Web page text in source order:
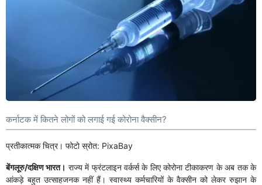
कर्नाटक में कितने लोगों को लगाई गई कोरोना वैक्सीन?
प्रतीकात्मक चित्र। फोटो स्रोत: PixaBay
बेंगलूरु/दक्षिण भारत। राज्य में फ्रंटलाइन वर्कर्स के लिए कोरोना टीकाकरण के अब तक के
आंकड़े बहुत उत्साहजनक नहीं हैं। स्वास्थ्य कर्मचारियों के वैक्सीन को लेकर रुझान के